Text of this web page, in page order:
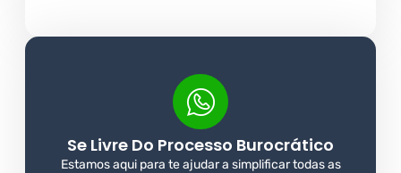
Se Livre Do Processo Burocrático
Estamos aqui para te ajudar a simplificar todas as